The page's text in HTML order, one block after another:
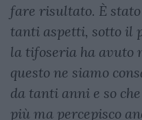
fare risultato. È
tanti aspetti, sotto il
la tifoseria ha avuto
questo ne siamo
da tanti anni e so
più ma percepisco